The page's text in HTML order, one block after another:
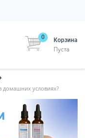
Корзина
0
Пуста
домашних условиях?